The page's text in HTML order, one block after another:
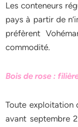
Les conteneurs
pays à partir de
préfèrent
commodité.
Bois de rose :
Toute exploitation
avant septembre